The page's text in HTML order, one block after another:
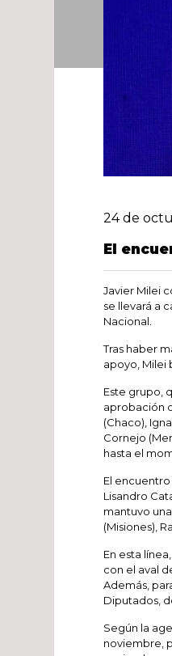
24 de
El
Javier Milei
se llevará a
Nacional.
Tras haber
apoyo, Milei
Este grupo,
aprobación
(Chaco),
Cornejo
hasta el
El
Lisandro
mantuvo
(Misiones),
En esta
con el aval
Además,
Diputados,
Según la
noviembre,